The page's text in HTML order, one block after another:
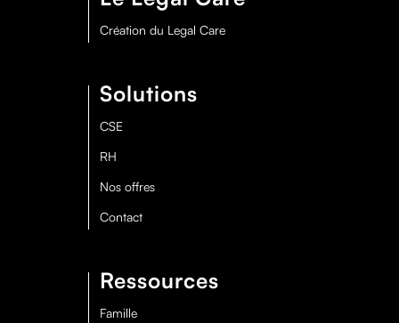
Création du Legal Care
Solutions
CSE
RH
Nos offres
Contact
Ressources
Famille